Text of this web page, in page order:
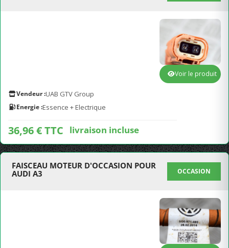
Vendeur :UAB GTV Group
Energie :Essence + Electrique
36,96 € TTC livraison incluse
Voir le produit
FAISCEAU MOTEUR D'OCCASION POUR
AUDI A3
OCCASION